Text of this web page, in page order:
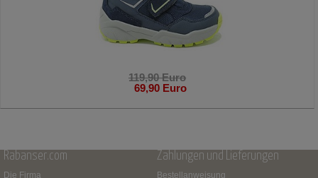
119,90 Euro
69,90 Euro
Rabanser.com
Die Firma
Zahlungen und Lieferungen
Bestellanweisung